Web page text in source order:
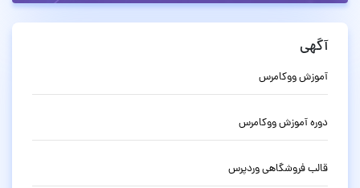
آگهی
آموزش ووکامرس
دوره آموزش ووکامرس
قالب فروشگاهی وردپرس